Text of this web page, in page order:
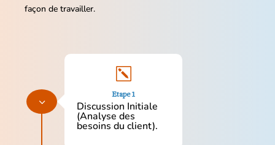
façon de travailler.
3
k
Etape 1
Discussion Initiale
(Analyse des
besoins du client).